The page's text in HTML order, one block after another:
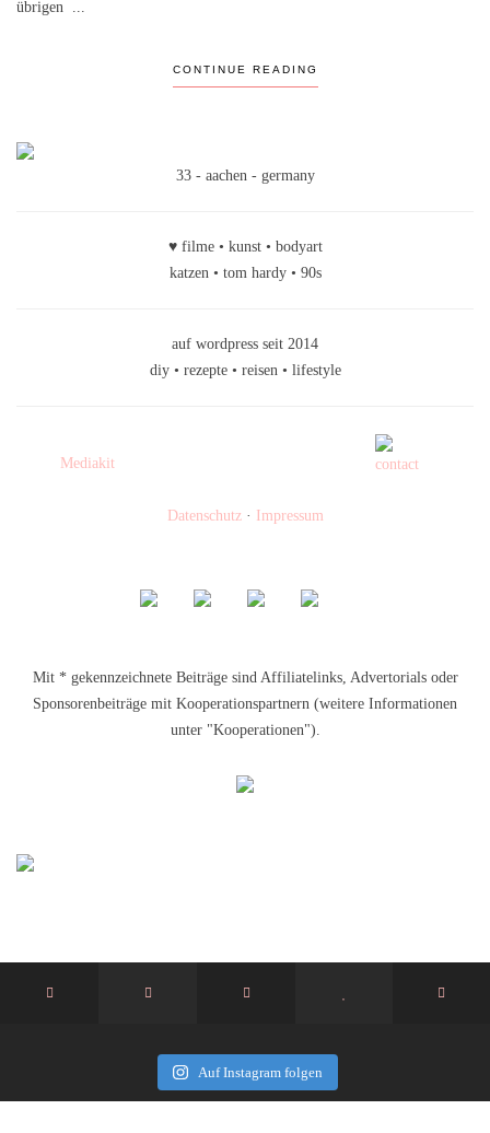
übrigen ...
CONTINUE READING
33 - aachen - germany
♥ filme • kunst • bodyart
katzen • tom hardy • 90s
auf wordpress seit 2014
diy • rezepte • reisen • lifestyle
Mediakit
Datenschutz· Impressum
Mit * gekennzeichnete Beiträge sind Affiliatelinks, Advertorials oder
Sponsorenbeiträge mit Kooperationspartnern (weitere Informationen
unter "Kooperationen").
Auf Instagram folgen